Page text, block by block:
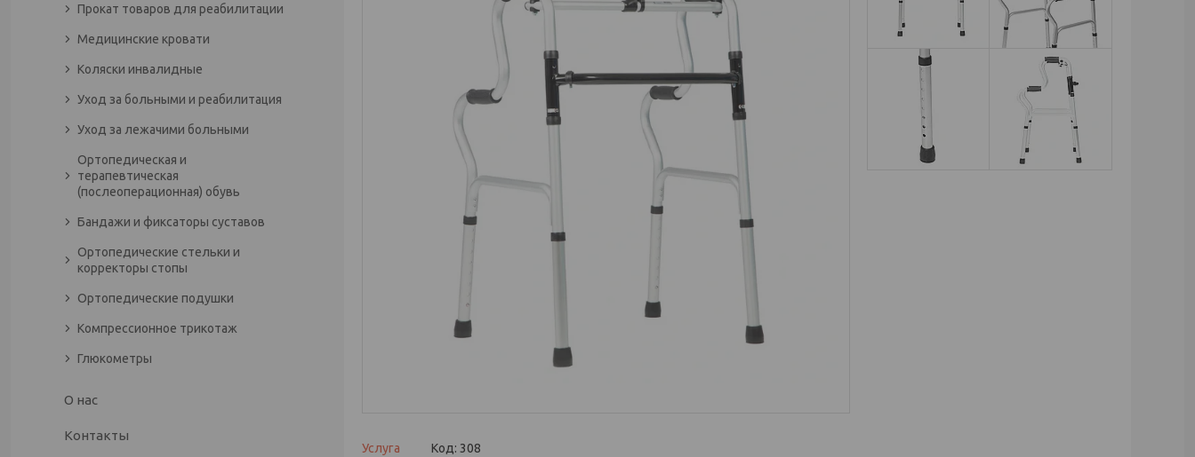
Услуга Код: 308
Прокат товаров для реабилитации
Медицинские кровати
Коляски инвалидные
Уход за больными и реабилитация
Уход за лежачими больными
Ортопедическая и
терапевтическая
(послеоперационная) обувь
Бандажи и фиксаторы суставов
Ортопедические стельки и
корректоры стопы
Ортопедические подушки
Компрессионное трикотаж
Глюкометры
О нас
Контакты